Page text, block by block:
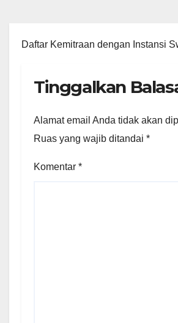
Daftar Kemitraan dengan Instansi
Tinggalkan
Alamat email Anda tidak akan
Ruas yang wajib ditandai *
Komentar *